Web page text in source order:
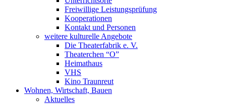
Freiwillige Leistungsprüfung
Kooperationen
Kontakt und Personen
weitere kulturelle Angebote
Die Theaterfabrik e. V.
Theaterchen “O”
Heimathaus
VHS
Kino Traunreut
Wohnen, Wirtschaft, Bauen
Aktuelles